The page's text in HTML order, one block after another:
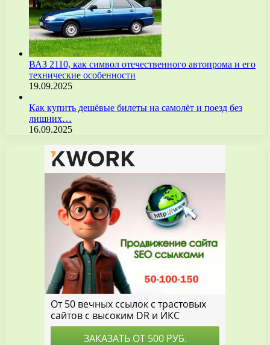
ВАЗ 2110, как символ отечественного автопрома и его
технические особенности
19.09.2025
Как купить дешёвые билеты на самолёт и поезд без
лишних…
16.09.2025